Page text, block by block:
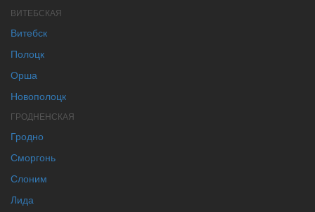
ВИТЕБСКАЯ
Витебск
Полоцк
Орша
Новополоцк
ГРОДНЕНСКАЯ
Гродно
Сморгонь
Слоним
Лида